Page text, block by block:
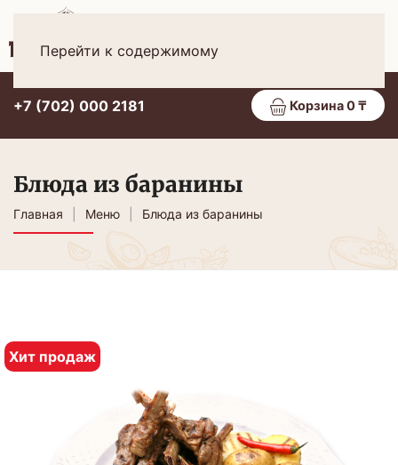
Перейти к содержимому
+7 (702) 000 2181 Корзина 0 ₸
Блюда из баранины
Главная Меню Блюда из баранины
Хит продаж